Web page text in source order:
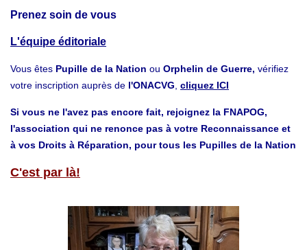
Prenez soin de vous
L'équipe éditoriale
Vous êtes Pupille de la Nation ou Orphelin de Guerre, vérifiez
votre inscription auprès de l'ONACVG cliquez ICI
Si vous ne l'avez pas encore fait, rejoignez la FNAPOG,
l'association qui ne renonce pas à votre Reconnaissance et
à vos Droits à Réparation, pour tous les Pupilles de la Nation
C'est par là!